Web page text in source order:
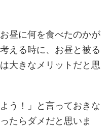
昼に何を食べたのかが
える時に、お昼と被る
大きなメリットだと思
う！」と言っておきな
たらダメだと思いま